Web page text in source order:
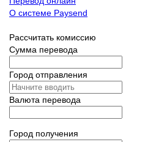
О системе Paysend
Рассчитать комиссию
Сумма перевода
Город отправления
Валюта перевода
Город получения